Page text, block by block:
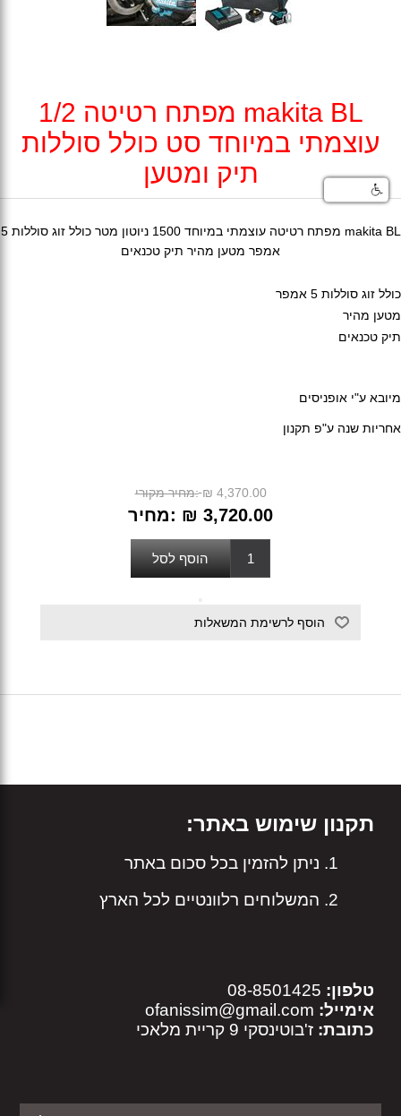
makita BL מפתח רטיטה 1/2
עוצמתי במיוחד סט כולל סוללות
תיק ומטען
makita BL מפתח רטיטה עוצמתי במיוחד 1500 ניוטון מטר כולל זוג סוללות 5
אמפר מטען מהיר תיק טכנאים
כולל זוג סוללות 5 אמפר
מטען מהיר
תיק טכנאים
מיובא ע"י אופניסים
אחריות שנה ע"פ תקנון
מחיר מקורי: ₪ 4,370.00
מחיר: ₪ 3,720.00
תקנון שימוש באתר:
ניתן להזמין בכל סכום באתר
המשלוחים רלוונטיים לכל הארץ
טלפון:
אימייל: ofanissim@gmail.com
כתובת: ז'בוטינסקי 9 קריית מלאכי